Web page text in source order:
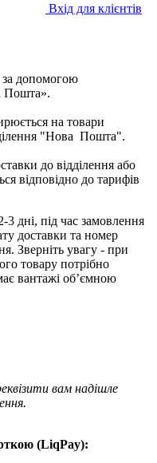
Вхід для клієнтів
за допомогою
Пошта».
на товари
"Нова Пошта".
до відділення або
відповідно до тарифів
3 дні, під час замовлення
доставки та номер
Зверніть увагу - при
товару потрібно
вантажі об’ємною
вам надішле
(LiqPay):